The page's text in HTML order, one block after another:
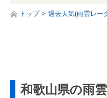
トップ 過去天気(雨雲レー
和歌山県の雨